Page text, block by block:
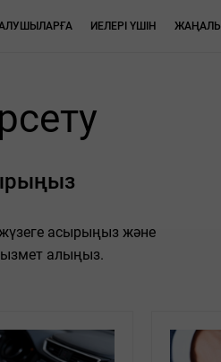
ИЕЛЕРІ ҮШІН
асырыңыз және
алыңыз.